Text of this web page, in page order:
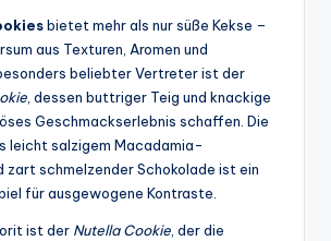
bietet mehr als nur süße Kekse –
aus Texturen, Aromen und
beliebter Vertreter ist der
, dessen buttriger Teig und knackige
Geschmackserlebnis schaffen. Die
leicht salzigem Macadamia-
zart schmelzender Schokolade ist ein
für ausgewogene Kontraste.
ist der Nutella Cookie , der die